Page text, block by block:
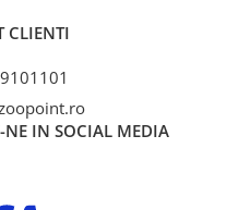
CLIENTI
NE IN SOCIAL MEDIA